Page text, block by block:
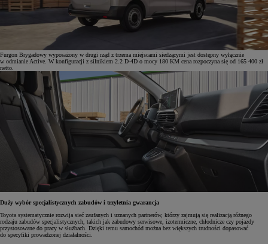
Furgon Brygadowy wyposażony w drugi rząd z trzema miejscami siedzącymi jest dostępny wyłącznie
w odmianie Active. W konfiguracji z silnikiem 2.2 D-4D o mocy 180 KM cena rozpoczyna się od 165 400 zł
netto.
Duży wybór specjalistycznych zabudów i trzyletnia gwarancja
Toyota systematycznie rozwija sieć zaufanych i uznanych partnerów, którzy zajmują się realizacją różnego
rodzaju zabudów specjalistycznych, takich jak zabudowy serwisowe, izotermiczne, chłodnicze czy pojazdy
przystosowane do pracy w służbach. Dzięki temu samochód można bez większych trudności dopasować
do specyfiki prowadzonej działalności.